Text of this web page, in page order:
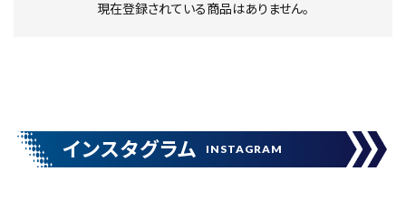
person 会員登録
エアー工具・機械工具
現在登録されている商品はありません。
インスタグラム INSTAGRAM